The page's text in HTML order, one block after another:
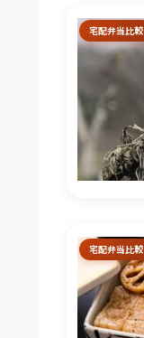
宅配弁当比較
宅配弁当比較